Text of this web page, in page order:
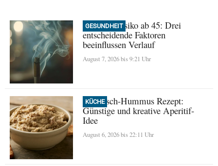
GESUNDHEIT
Demenz-Risiko ab 45: Drei
entscheidende Faktoren
beeinflussen Verlauf
August 7, 2026 bis 9:21 Uhr
KÜCHE
Thunfisch-Hummus Rezept:
Günstige und kreative Aperitif-
Idee
August 6, 2026 bis 22:11 Uhr